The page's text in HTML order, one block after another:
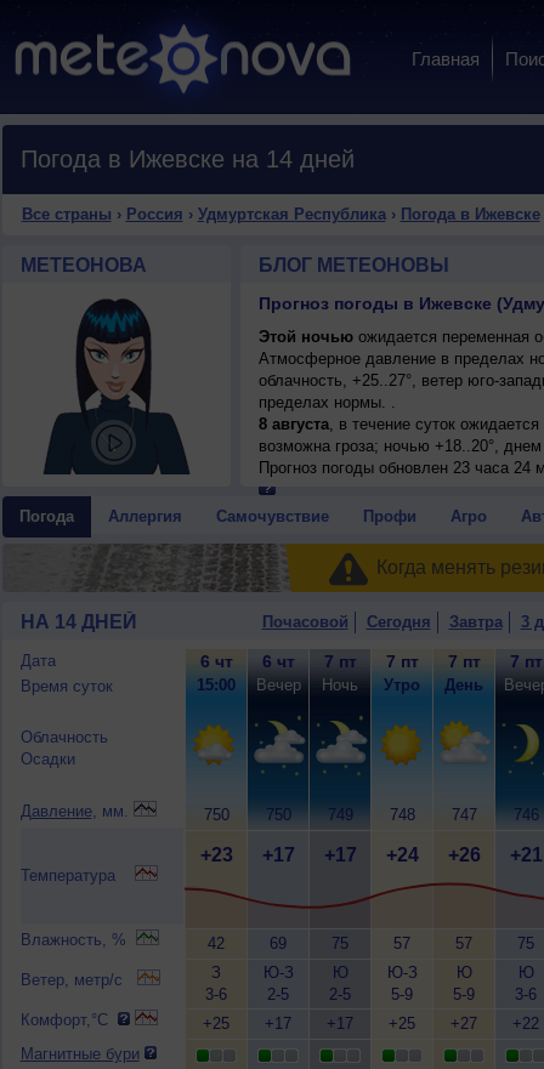
Главная
Погода в Ижевске на 14 дней
Все страны › Россия › Удмуртская Республика› Погода в Ижевске
МЕТЕОНОВА БЛОГ МЕТЕОНОВЫ
Прогноз погоды в Ижевске
Этой ночьюожидается переменная
Атмосферное давление в пределах
облачность, +25..27°, ветер юго-
пределах нормы. .
8 августа, в течение суток
возможна гроза; ночью +18..20°,
умеренный.
Прогноз погоды обновлен 23 часа 24
Погода Аллергия Самочувствие Профи Агро
Когда менять
НА 14 ДНЕЙ Почасовой Сегодня Завтра 3
Дата
Время суток
Облачность
Осадки
Давление, мм.
Температура
Влажность, %
Ветер, метр/с
Комфорт,°C
Магнитные бури
6 чт
15:00
750
+23
42
З
3-6
+25
6 чт
Вечер
750
+17
69
Ю-З
2-5
+17
7 пт
Ночь
749
+17
75
Ю
2-5
+17
7 пт
Утро
748
+24
57
Ю-З
5-9
+25
7 пт
День
747
+26
57
Ю
5-9
+27
7 пт
746
+21
75
Ю
3-6
+22